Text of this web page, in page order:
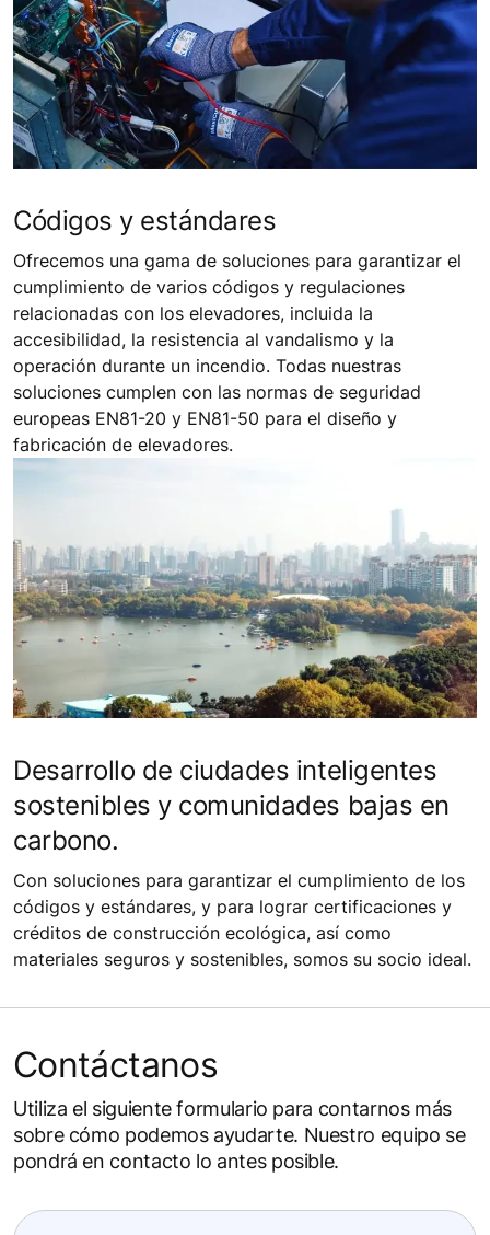
Códigos y estándares
Ofrecemos una gama de soluciones para garantizar el
cumplimiento de varios códigos y regulaciones
relacionadas con los elevadores, incluida la
accesibilidad, la resistencia al vandalismo y la
operación durante un incendio. Todas nuestras
soluciones cumplen con las normas de seguridad
europeas EN81-20 y EN81-50 para el diseño y
fabricación de elevadores.
Desarrollo de ciudades inteligentes
sostenibles y comunidades bajas en
carbono.
Con soluciones para garantizar el cumplimiento de los
códigos y estándares, y para lograr certificaciones y
créditos de construcción ecológica, así como
materiales seguros y sostenibles, somos su socio ideal.
Contáctanos
Utiliza el siguiente formulario para contarnos más
sobre cómo podemos ayudarte. Nuestro equipo se
pondrá en contacto lo antes posible.